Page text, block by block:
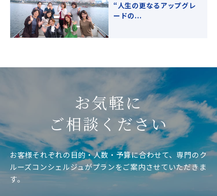
“人生の更なるアップグレ
ードの...
お気軽に
ご相談ください
お客様それぞれの目的・人数・予算に合わせて、専門のク
ルーズコンシェルジュがプランをご案内させていただきま
す。